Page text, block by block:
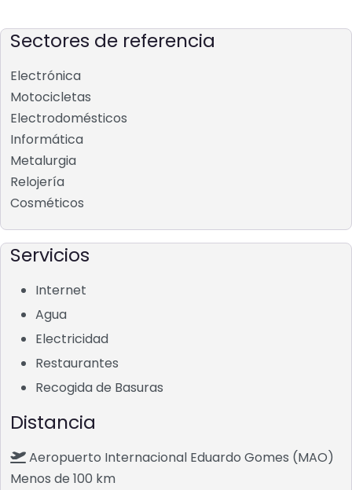
Sectores de referencia
Electrónica
Motocicletas
Electrodomésticos
Informática
Metalurgia
Relojería
Cosméticos
Servicios
Internet
Agua
Electricidad
Restaurantes
Recogida de Basuras
Distancia
Aeropuerto Internacional Eduardo Gomes (MAO)
Menos de 100 km